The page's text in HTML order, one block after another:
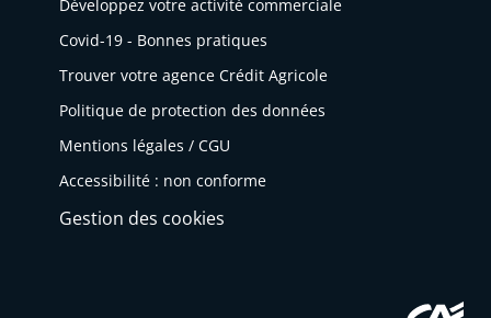
Développez votre activité commerciale
Covid-19 - Bonnes pratiques
Trouver votre agence Crédit Agricole
Politique de protection des données
Mentions légales / CGU
Accessibilité : non conforme
Gestion des cookies